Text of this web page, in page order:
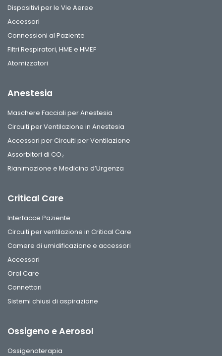
Dispositivi per le Vie Aeree
Accessori
Connessioni al Paziente
Filtri Respiratori, HME e HMEF
Atomizzatori
Anestesia
Maschere Facciali per Anestesia
Circuiti per Ventilazione in Anestesia
Accessori per Circuiti per Ventilazione
Assorbitori di CO₂
Rianimazione e Medicina d’Urgenza
Critical Care
Interfacce Paziente
Circuiti per ventilazione in Critical Care
Camere di umidificazione e accessori
Accessori
Oral Care
Connettori
Sistemi chiusi di aspirazione
Ossigeno e Aerosol
Ossigenoterapia